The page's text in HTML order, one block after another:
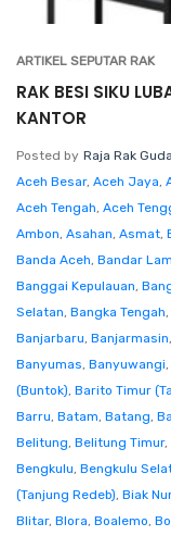
ARTIKEL SEPUTAR RAK
RAK BESI SIKU
KANTOR
Posted by Raja Rak
Aceh Besar, Aceh Jaya,
Aceh Tengah, Aceh
Ambon, Asahan, Asmat,
Banda Aceh, Bandar
Banggai Kepulauan,
Selatan, Bangka Tengah,
Banjarbaru, Banjarmasin,
Banyumas, Banyuwangi,
(Buntok), Barito Timur
Barru, Batam, Batang,
Belitung, Belitung Timur,
Bengkulu, Bengkulu
(Tanjung Redeb), Biak
Blitar, Blora, Boalemo,